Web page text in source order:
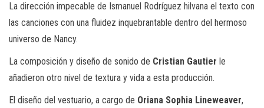
La dirección impecable de Ismanuel Rodríguez hilvana el texto con
las canciones con una fluidez inquebrantable dentro del hermoso
universo de Nancy.
La composición y diseño de sonido de Cristian Gautier le
añadieron otro nivel de textura y vida a esta producción.
El diseño del vestuario, a cargo de Oriana Sophia Lineweaver,